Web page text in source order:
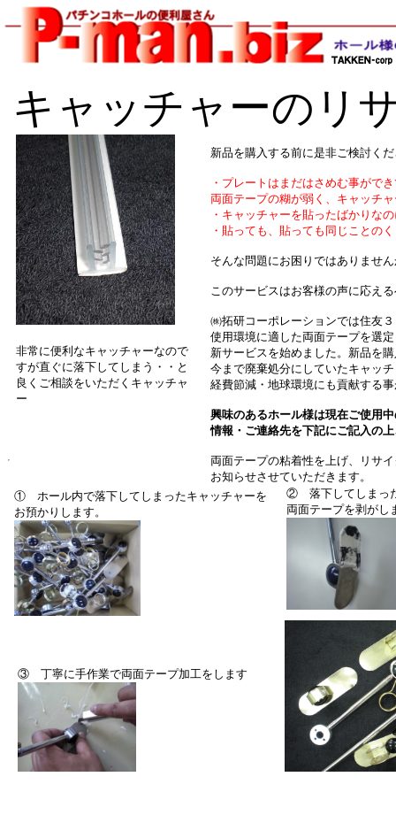
キャッチャーのリ
新品を購入する前に是非ご検討く
・プレートはまだはさめむ事がで
両面テープの糊が弱く、キャッチ
・キャッチャーを貼ったばかりな
・貼っても、貼っても同じことの
そんな問題にお困りではありませ
このサービスはお客様の声に応え
㈱拓研コーポレーションでは住友
使用環境に適した両面テープを選
新サービスを始めました。新品を
今まで廃棄処分にしていたキャッ
経費節減・地球環境にも貢献する
興味のあるホール様は現在ご使用
情報・ご連絡先を下記にご記入の
両面テープの粘着性を上げ、リサ
お知らせさせていただきます。
① ホール内で落下してしまったキャッチャーを
お預かりします。
② 落下してしまっ
両面テープを剥がし
③ 丁寧に手作業で両面テープ加工をします
非常に便利なキャッチャーなので
すが直ぐに落下してしまう・・と
良くご相談をいただくキャッチャ
ー